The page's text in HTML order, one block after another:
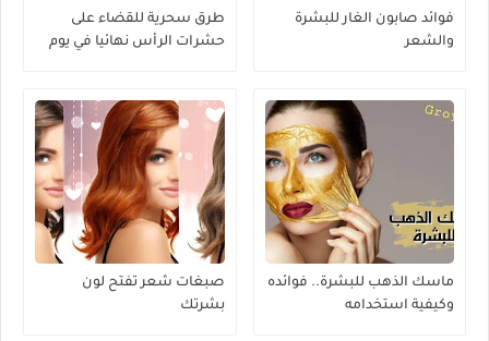
فوائد صابون الغار للبشرة
والشعر
طرق سحرية للقضاء على
حشرات الرأس نهائيا في يوم
ماسك الذهب للبشرة.. فوائده
وكيفية استخدامه
صبغات شعر تفتح لون
بشرتك